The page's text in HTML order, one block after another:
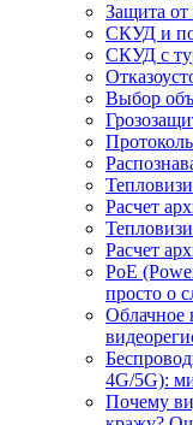
Защита от
СКУД и
СКУД с
Выбор
Расчет
Расчет
PoE
просто о
Облачное
4G/5G):
Почему